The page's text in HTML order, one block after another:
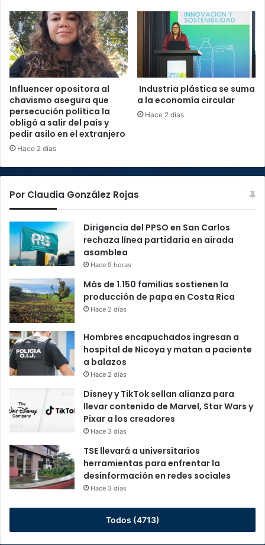
Influencer opositora al
chavismo asegura que
persecución política la
obligó a salir del país y
pedir asilo en el extranjero
Hace 2 días
Industria plástica se suma
a la economía circular
Hace 2 días
Por Claudia González Rojas
Dirigencia del PPSO en San Carlos
rechaza línea partidaria en airada
asamblea
Hace 9 horas
Más de 1.150 familias sostienen la
producción de papa en Costa Rica
Hace 2 días
Hombres encapuchados ingresan a
hospital de Nicoya y matan a paciente
a balazos
Hace 2 días
Disney y TikTok sellan alianza para
llevar contenido de Marvel, Star Wars y
Pixar a los creadores
Hace 3 días
TSE llevará a universitarios
herramientas para enfrentar la
desinformación en redes sociales
Hace 3 días
Todos (4713)